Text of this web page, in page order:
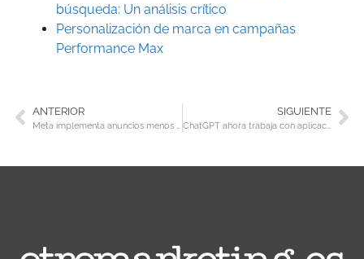
búsqueda: Un análisis crítico
Personalización de marca en campañas
Performance Max
ANTERIOR SIGUIENTE
ChatGPT ahora trabaja con aplicaciones de desarrollo en macOS